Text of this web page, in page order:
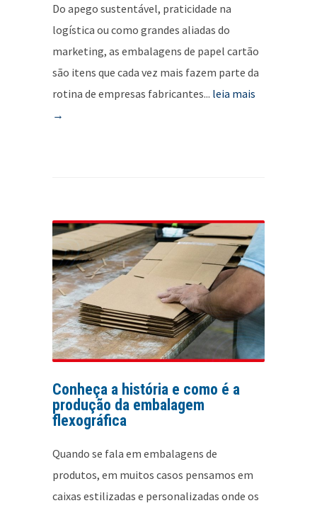
Do apego sustentável, praticidade na
logística ou como grandes aliadas do
marketing, as embalagens de papel cartão
são itens que cada vez mais fazem parte da
rotina de empresas fabricantes... leia mais
→
Conheça a história e como é a
produção da embalagem
flexográfica
Quando se fala em embalagens de
produtos, em muitos casos pensamos em
caixas estilizadas e personalizadas onde os